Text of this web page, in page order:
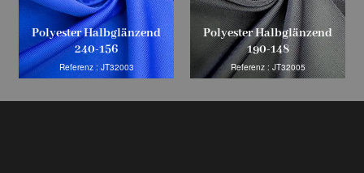
Polyester Halbglänzend
240-156
Referenz : JT32003
Polyester Halbglänzend
190-148
Referenz : JT32005